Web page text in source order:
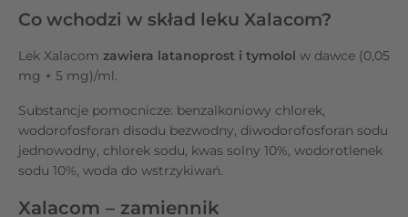
Co wchodzi w skład leku Xalacom?
Lek Xalacom zawiera latanoprost i tymolol w dawce (0,05
mg + 5 mg)/ml.
Substancje pomocnicze: benzalkoniowy chlorek,
wodorofosforan disodu bezwodny, diwodorofosforan sodu
jednowodny, chlorek sodu, kwas solny 10%, wodorotlenek
sodu 10%, woda do wstrzykiwań.
Xalacom – zamiennik